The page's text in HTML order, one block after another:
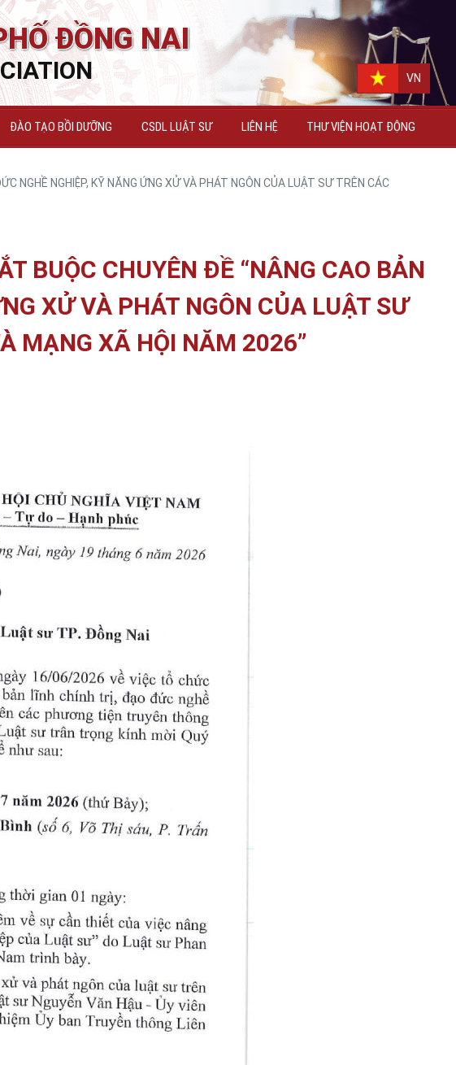
ĐỒNG NAI
VN
ĐÀO TẠO BỒI DƯỠNG CSDL LUẬT SƯ LIÊN HỆ THƯ VIỆN HOẠT ĐỘNG
NGHỀ NGHIỆP, KỸ NĂNG ỨNG XỬ VÀ PHÁT NGÔN CỦA LUẬT SƯ TRÊN CÁC
BUỘC CHUYÊN ĐỀ “NÂNG CAO BẢN
XỬ VÀ PHÁT NGÔN CỦA LUẬT SƯ
MẠNG XÃ HỘI NĂM 2026”